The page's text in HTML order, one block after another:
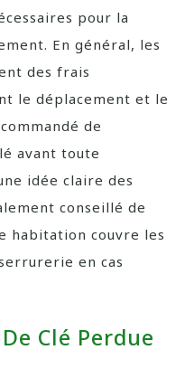
pour la
En général, les
des frais
le déplacement et le
de
avant toute
idée claire des
conseillé de
habitation couvre les
en cas
Clé Perdue